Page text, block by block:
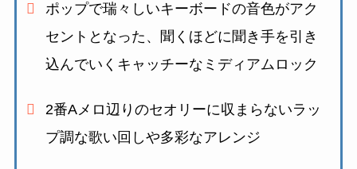
ポップで瑞々しいキーボードの音色がアク
セントとなった、
聞くほどに聞き手を引き
込んでいくキャッチーなミディアムロック
2番Aメロ辺りのセオリーに収まらないラッ
プ調な歌い回しや多彩なアレンジ